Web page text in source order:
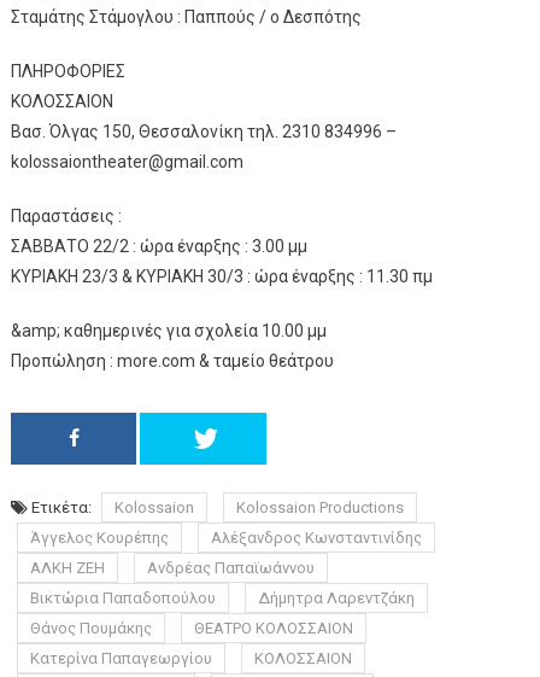
Σταμάτης Στάμογλου : Παππούς / ο Δεσπότης
ΠΛΗΡΟΦΟΡΙΕΣ
ΚΟΛΟΣΣΑΙΟΝ
Βασ. Όλγας 150, Θεσσαλονίκη τηλ. 2310 834996 –
kolossaiontheater@gmail.com
Παραστάσεις :
ΣΑΒΒΑΤΟ 22/2 : ώρα έναρξης : 3.00 μμ
ΚΥΡΙΑΚΗ 23/3 & ΚΥΡΙΑΚΗ 30/3 : ώρα έναρξης : 11.30 πμ
&amp; καθημερινές για σχολεία 10.00 μμ
Προπώληση : more.com & ταμείο θεάτρου
Ετικέτα: Kolossaion
Kolossaion Productions
Άγγελος Κουρέπης
Αλέξανδρος Κωνσταντινίδης
ΑΛΚΗ ΖΕΗ
Ανδρέας Παπαϊωάννου
Βικτώρια Παπαδοπούλου
Δήμητρα Λαρεντζάκη
Θάνος Πουμάκης
ΘΕΑΤΡΟ ΚΟΛΟΣΣΑΙΟΝ
Κατερίνα Παπαγεωργίου
ΚΟΛΟΣΣΑΙΟΝ